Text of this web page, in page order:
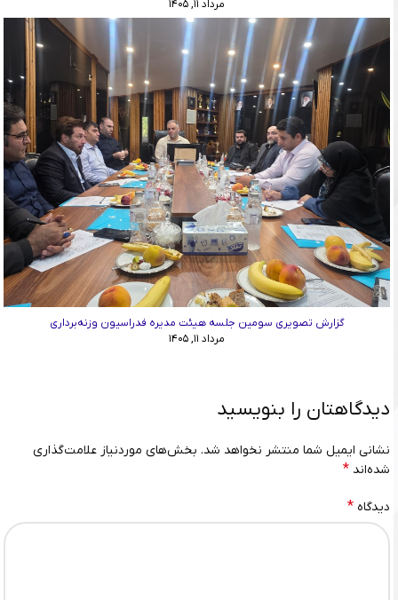
مرداد ۱۱, ۱۴۰۵
گزارش تصویری سومین جلسه هیئت مدیره فدراسیون وزنه‌برداری
مرداد ۱۱, ۱۴۰۵
دیدگاهتان را بنویسید
نشانی ایمیل شما منتشر نخواهد شد. بخش‌های موردنیاز علامت‌گذاری
شده‌اند *
دیدگاه *